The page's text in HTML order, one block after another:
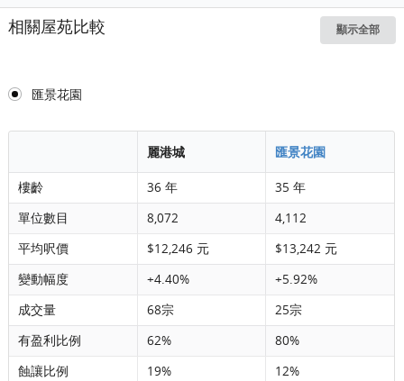
相關屋苑比較 顯示全部
匯景花園
麗港城 匯景花園
樓齡 36 年
35 年
單位數目
8,072
4,112
平均呎價
$12,246 元
$13,242 元
變動幅度
+4.40%
+5.92%
成交量
68宗
25宗
有盈利比例
62%
80%
蝕讓比例
19%
12%